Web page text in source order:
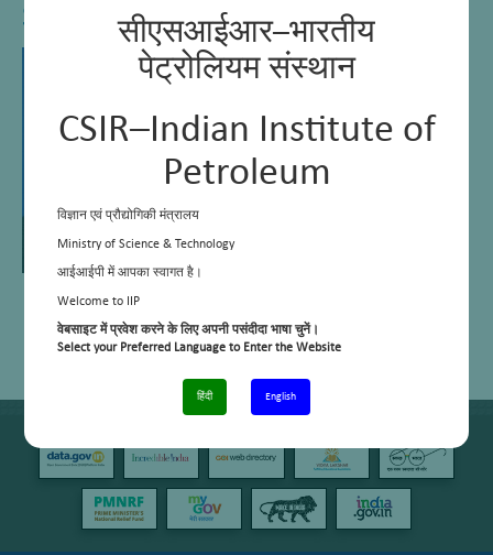
सीएसआईआर–भारतीय
पेट्रोलियम संस्थान
CSIR–Indian Institute of
Petroleum
विज्ञान एवं प्रौद्योगिकी मंत्रालय
Ministry of Science & Technology
आईआईपी में आपका स्वागत है।
Welcome to IIP
वेबसाइट में प्रवेश करने के लिए अपनी पसंदीदा भाषा चुनें।
Select your Preferred Language to Enter the Website
हिंदी English
Senoir Scientist